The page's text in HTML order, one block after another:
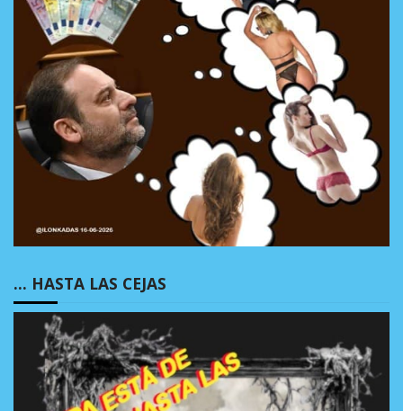
… HASTA LAS CEJAS